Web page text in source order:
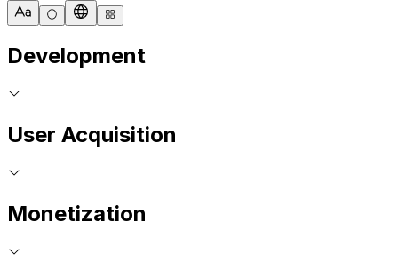
Development
User Acquisition
Monetization